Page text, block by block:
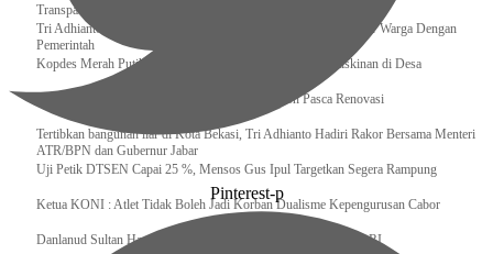
Transparan dan Tepat Sasaran
Tri Adhianto Katakan : Tarling Sebagai Sarana Komunikasi Antar Warga Dengan
Pemerintah
Kopdes Merah Putih Instrumen Penting Pengentasan Kemiskinan di Desa
Presiden, Prabowo Subianto Resmikan 17 Stadion Pasca Renovasi
Tertibkan bangunan liar di Kota Bekasi, Tri Adhianto Hadiri Rakor Bersama Menteri
ATR/BPN dan Gubernur Jabar
Uji Petik DTSEN Capai 25 %, Mensos Gus Ipul Targetkan Segera Rampung
Ketua KONI : Atlet Tidak Boleh Jadi Korban Dualisme Kepengurusan Cabor
Danlanud Sultan Hasanuddin Ikuti Exit Meeting Bersama BPK RI
Pinterest-p